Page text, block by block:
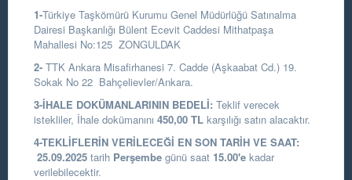
1-Türkiye Taşkömürü Kurumu Genel Müdürlüğü Satınalma
Dairesi Başkanlığı Bülent Ecevit Caddesi Mithatpaşa
Mahallesi No:125 ZONGULDAK
2- TTK Ankara Misafirhanesi 7. Cadde (Aşkaabat Cd.) 19.
Sokak No 22 Bahçelievler/Ankara.
3-İHALE DOKÜMANLARININ BEDELİ: Teklif verecek
istekliler, İhale dokümanını 450,00 TL karşılığı satın alacaktır.
4-TEKLİFLERİN VERİLECEĞİ EN SON TARİH VE SAAT:
25.09.2025 tarih Perşembe günü saat 15.00'e kadar
verilebilecektir.